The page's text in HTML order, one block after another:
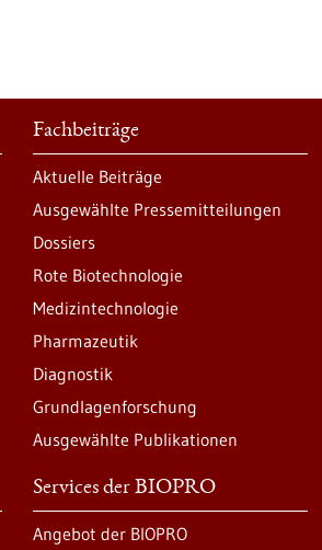
Fachbeiträge
Aktuelle Beiträge
Ausgewählte Pressemitteilungen
Dossiers
Rote Biotechnologie
Medizintechnologie
Pharmazeutik
Diagnostik
Grundlagenforschung
Ausgewählte Publikationen
Services der BIOPRO
Angebot der BIOPRO